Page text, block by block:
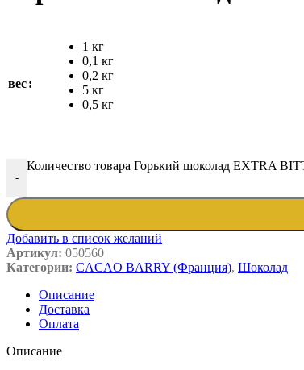
вес
1 кг
0,1 кг
0,2 кг
5 кг
0,5 кг
-
Количество товара Горький шоколад EXTRA
Добавить в список желаний
Артикул: 050560
Категории: CACAO BARRY (Франция), Шоколад
Описание
Доставка
Оплата
Описание